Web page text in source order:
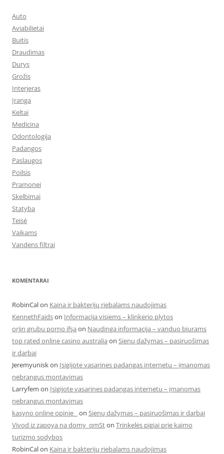
Auto
Aviabilietai
Buitis
Draudimas
Durys
Grožis
Interjeras
Įranga
Keltai
Medicina
Odontologija
Padangos
Paslaugos
Poilsis
Pramonei
Skelbimai
Statyba
Teisė
Vaikams
Vandens filtrai
KOMENTARAI
RobinCalon Kaina ir bakterijų riebalams naudojimas
KennethFaidson Informacija visiems – klinkerio plytos
orjin grubu porno ifşa on Naudinga informacija – vanduo biurams
top rated online casino australia on Sienų dažymas – pasiruošimas
ir darbai
Jeremyuniskon Įsigijote vasarines padangas internetu – įmanomas
nebrangus montavimas
Larryfem on Įsigijote vasarines padangas internetu – įmanomas
nebrangus montavimas
kasyno online opinie
on Sienų dažymas – pasiruošimas ir darbai
Vivod iz zapoya na domy_qmSton Trinkelės pigiai prie kaimo
turizmo sodybos
RobinCalon Kaina ir bakterijų riebalams naudojimas